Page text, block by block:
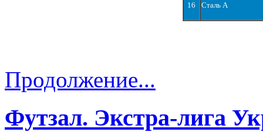
16 Сталь А
Продолжение...
Футзал. Экстра-лига